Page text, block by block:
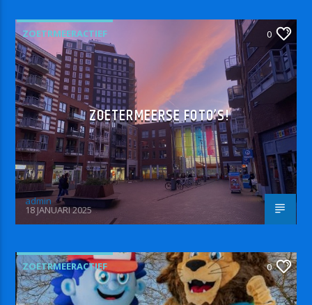
ZOETRMEERACTIEF 0
ZOETERMEERSE FOTO’S!
admin
18 JANUARI 2025
ZOETRMEERACTIEF 0